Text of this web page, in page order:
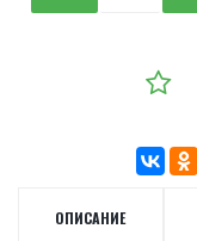
ОПИСАНИЕ